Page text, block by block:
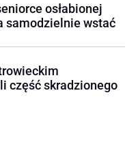
osłabionej
samodzielnie wstać
część skradzionego